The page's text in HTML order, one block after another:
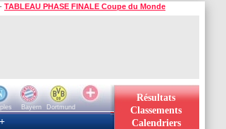
- TABLEAU PHASE FINALE Coupe du Monde
Bayern
Dortmund
Résultats
Classements
Calendriers
+